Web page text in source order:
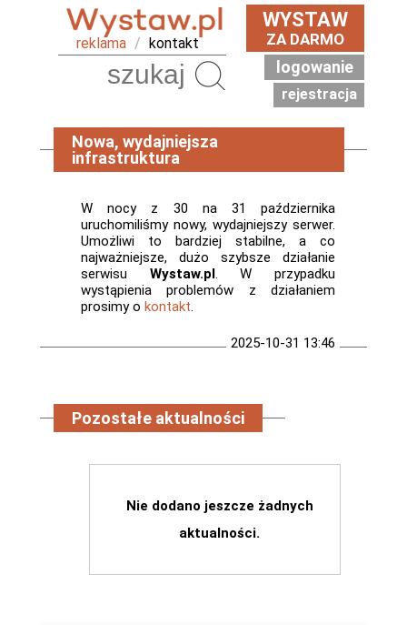
reklama / kontakt
WYSTAW
ZA DARMO
logowanie
rejestracja
Nowa, wydajniejsza
infrastruktura
W nocy z 30 na 31 października
uruchomiliśmy nowy, wydajniejszy serwer.
Umożliwi to bardziej stabilne, a co
najważniejsze, dużo szybsze działanie
serwisu Wystaw.pl. W przypadku
wystąpienia problemów z działaniem
prosimy o kontakt.
2025-10-31 13:46
Pozostałe aktualności
Nie dodano jeszcze żadnych
aktualności.